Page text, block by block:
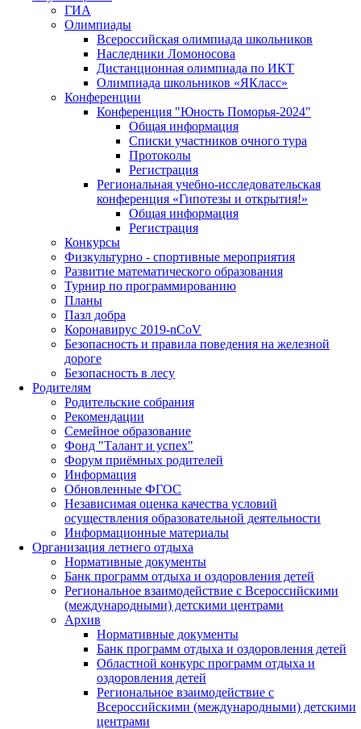
ГИА
Олимпиады
Всероссийская олимпиада школьников
Наследники Ломоносова
Дистанционная олимпиада по ИКТ
Олимпиада школьников «ЯКласс»
Конференции
Конференция "Юность Поморья-2024"
Общая информация
Списки участников очного тура
Протоколы
Регистрация
Региональная учебно-исследовательская
конференция «Гипотезы и открытия!»
Общая информация
Регистрация
Конкурсы
Физкультурно - спортивные мероприятия
Развитие математического образования
Турнир по программированию
Планы
Пазл добра
Коронавирус 2019-nCoV
Безопасность и правила поведения на железной
дороге
Безопасность в лесу
Родителям
Родительские собрания
Рекомендации
Семейное образование
Фонд "Талант и успех"
Форум приёмных родителей
Информация
Обновленные ФГОС
Независимая оценка качества условий
осуществления образовательной деятельности
Информационные материалы
Организация летнего отдыха
Нормативные документы
Банк программ отдыха и оздоровления детей
Региональное взаимодействие с Всероссийскими
(международными) детскими центрами
Архив
Нормативные документы
Банк программ отдыха и оздоровления детей
Областной конкурс программ отдыха и
оздоровления детей
Региональное взаимодействие с
Всероссийскими (международными) детскими
центрами